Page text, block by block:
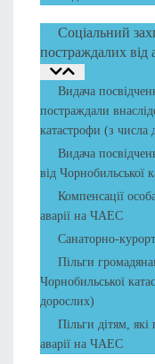
Соціальний
постраждалих від
Видача
постраждали
катастрофи (з числа
Видача
від Чорнобильської
Компенсації
аварії на ЧАЕС
Санаторно-
Пільги
Чорнобильської
дорослих)
Пільги дітям, які
аварії на ЧАЕС